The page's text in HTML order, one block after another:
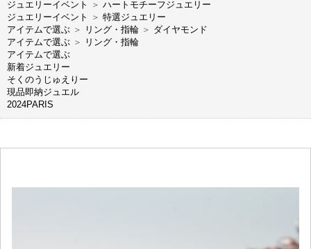
ジュエリーイベント
＞ ハートモチーフジュエリー
ジュエリーイベント
＞ 特選ジュエリー
アイテムで選ぶ ＞ リング・指輪 ＞ ダイヤモンド
アイテムで選ぶ ＞
リング・指輪
アイテムで選ぶ
新着ジュエリー
そくのうじゅえりー
現品即納ジュエル
2024PARIS